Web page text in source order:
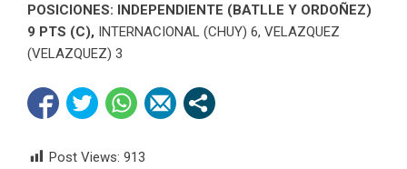
POSICIONES: INDEPENDIENTE (BATLLE Y ORDOÑEZ)
9 PTS (C), INTERNACIONAL (CHUY) 6, VELAZQUEZ
(VELAZQUEZ) 3
Post Views: 913